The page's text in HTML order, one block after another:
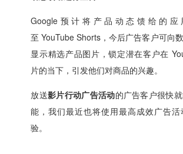
Google预计将产品动态馈给的
至 YouTube Shorts，今后广告客户可向
显示精选产品图片，锁定潜在客户在
片的当下，引发他们对商品的兴趣。
放送影片行动广告活动的广告客户很快
能，我们最近也将使用最高成效广告
验。